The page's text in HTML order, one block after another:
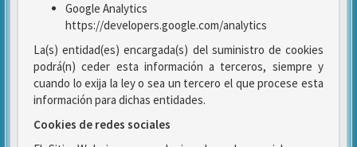
Google Analytics
https://developers.google.com/analytics
La(s) entidad(es) encargada(s) del suministro de cookies
podrá(n) ceder esta información a terceros, siempre y
cuando lo exija la ley o sea un tercero el que procese esta
información para dichas entidades.
Cookies de redes sociales